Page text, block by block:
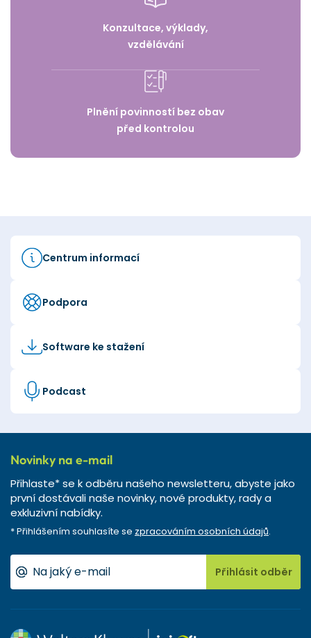
Konzultace, výklady,
vzdělávání
Plnění povinností bez obav
před kontrolou
Centrum informací
Podpora
Software ke stažení
Podcast
Novinky na e-mail
Přihlaste* se k odběru našeho newsletteru, abyste jako
první dostávali naše novinky, nové produkty, rady a
exkluzivní nabídky.
* Přihlášením souhlasíte se zpracováním osobních údajů.
Přihlásit odběr